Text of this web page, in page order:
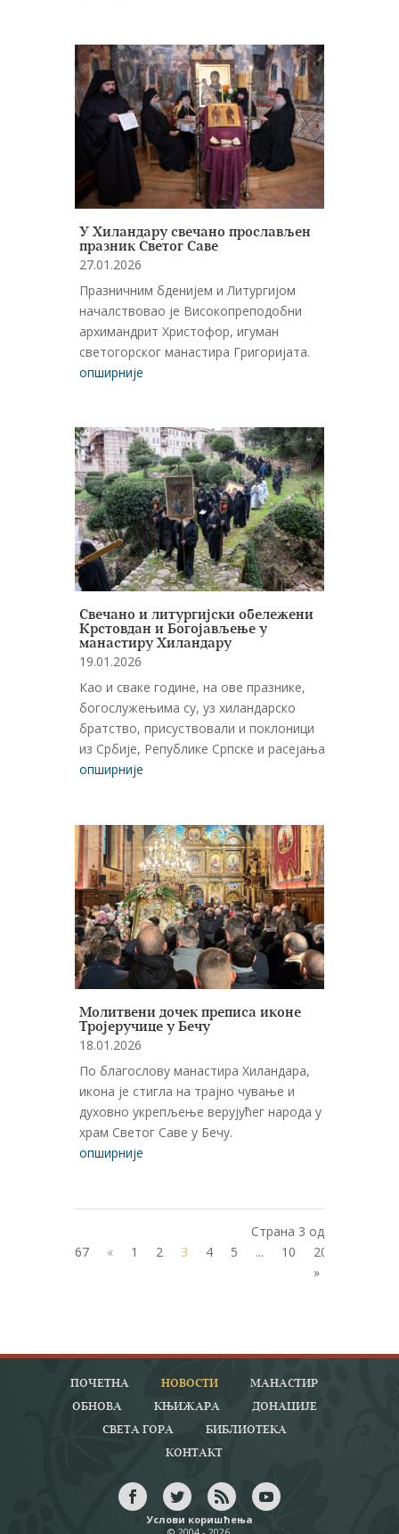
У Хиландару свечано прослављен
празник Светог Саве
27.01.2026
Празничним бденијем и Литургијом
началствовао је Високопреподобни
архимандрит Христофор, игуман
светогорског манастира Григоријата.
опширније
Свечано и литургијски обележени
Крстовдан и Богојављење у
манастиру Хиландару
19.01.2026
Као и сваке године, на ове празнике,
богослужењима су, уз хиландарско
братство, присуствовали и поклоници
из Србије, Републике Српске и расејања.
опширније
Молитвени дочек преписа иконе
Тројеручице у Бечу
18.01.2026
По благослову манастира Хиландара,
икона је стигла на трајно чување и
духовно укрепљење верујућег народа у
храм Светог Саве у Бечу.
опширније
Страна 3 од
67
« 1 2 3 4 5 ... 10 20
»
ПОЧЕТНА НОВОСТИ
МАНАСТИР
ОБНОВА
КЊИЖАРА
ДОНАЦИЈЕ
СВЕТА ГОРА
БИБЛИОТЕКА
КОНТАКТ
Услови коришћења
© 2004 - 2026.